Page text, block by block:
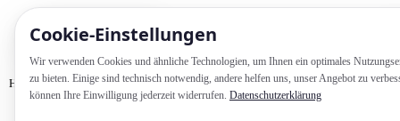
Cookie-Einstellung­en
Wir verwenden Cookies und ähnliche Technologien, um Ihnen ein optimales
zu bieten. Einige sind technisch notwendig, andere helfen uns, unser Angebot zu
können Ihre Einwilligung jederzeit widerrufen. Datenschutzerklärung
Home Glossar Storytelling